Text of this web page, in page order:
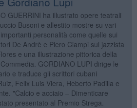
GUERRINI ha illustrato opere teatrali
Busoni e allestito mostre su vari
personalità come quelle sui
De Andrè e Piero Ciampi sul jazzista
e una illustrazione pittorica della
GORDIANO LUPI dirige le
e traduce gli scrittori cubani
Felix Luis Viera, Heberto Padilla e
"Calcio e acciaio – Dimenticare
presentato al Premio Strega.